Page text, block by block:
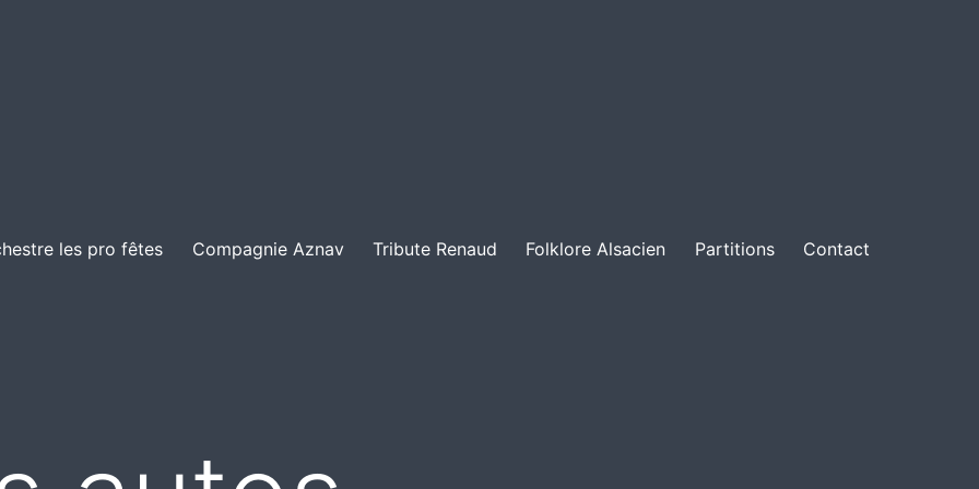
les pro fêtes Compagnie Aznav Tribute Renaud Folklore Alsacien Partitions Contact